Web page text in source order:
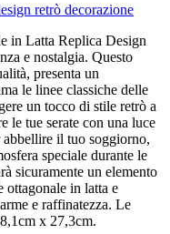
retrò decorazione
in Latta Replica Design
e nostalgia. Questo
presenta un
le linee classiche delle
un tocco di stile retrò a
le tue serate con una luce
il tuo soggiorno,
speciale durante le
sicuramente un elemento
ottagonale in latta e
e raffinatezza. Le
x 27,3cm.